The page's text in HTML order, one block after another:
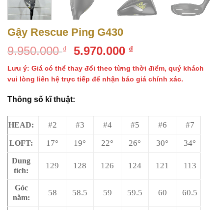
Gậy Rescue Ping G430
9.950.000₫
Giá
gốc
là:
9.950.000 ₫.
5.970.000 ₫Giá
hiện
tại
là:
Lưu ý: Giá có thể thay đổi theo từng thời điểm, quý khách
vui lòng liên hệ trực tiếp để nhận báo giá chính xác.
Thông số kĩ thuật:
HEAD: #2 #3 #4 #5 #6 #7
LOFT: 17° 19° 22° 26° 30° 34°
Dung
tích:
129 128 126 124 121 113
Góc
nằm:
58 58.5 59 59.5 60 60.5